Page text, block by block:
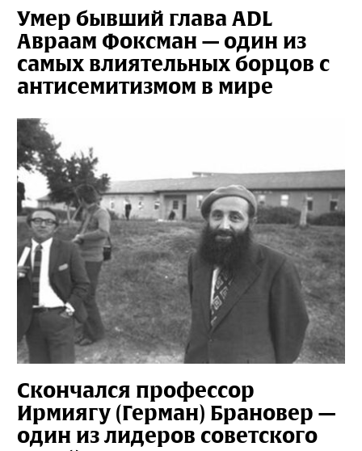
Умер бывший глава ADL
Авраам Фоксман — один из
самых влиятельных борцов с
антисемитизмом в мире
Скончался профессор
Ирмиягу (Герман) Брановер —
один из лидеров советского